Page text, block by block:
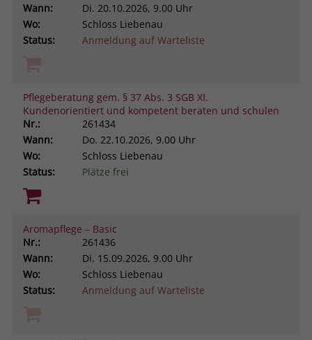
Wann:
Di. 20.10.2026, 9.00 Uhr
Wo:
Schloss Liebenau
Status:
Anmeldung auf Warteliste
Pflegeberatung gem. § 37 Abs. 3 SGB XI.
Kundenorientiert und kompetent beraten und schulen
Nr.:
261434
Wann:
Do. 22.10.2026, 9.00 Uhr
Wo:
Schloss Liebenau
Status:
Plätze frei
Aromapflege – Basic
Nr.:
261436
Wann:
Di. 15.09.2026, 9.00 Uhr
Wo:
Schloss Liebenau
Status:
Anmeldung auf Warteliste